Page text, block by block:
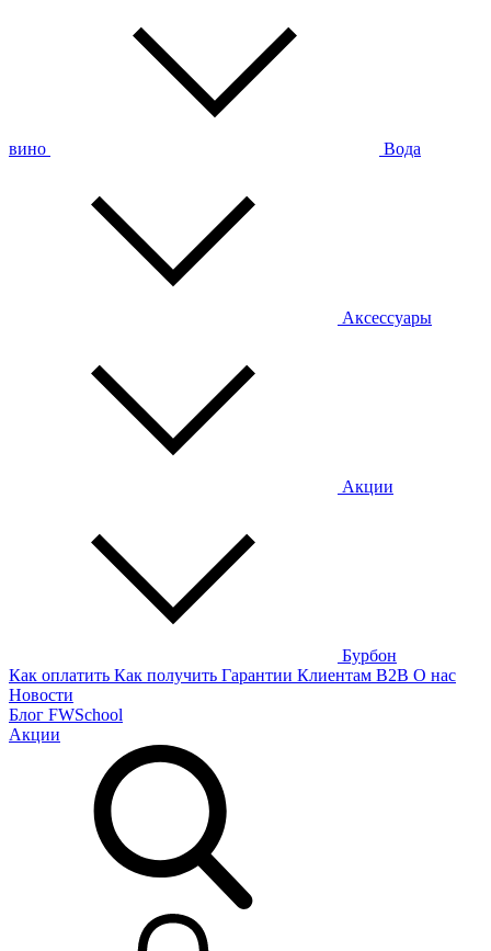
вино Вода
Аксессуары
Акции
Бурбон
Как оплатить Как получить Гарантии Клиентам B2B О нас
Новости
Блог FWSchool
Акции